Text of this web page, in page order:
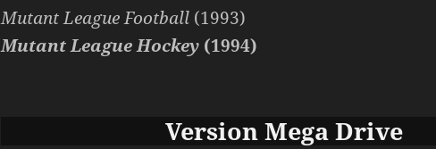
Mutant League Football (1993)
Mutant League Hockey (1994)
Version Mega Drive